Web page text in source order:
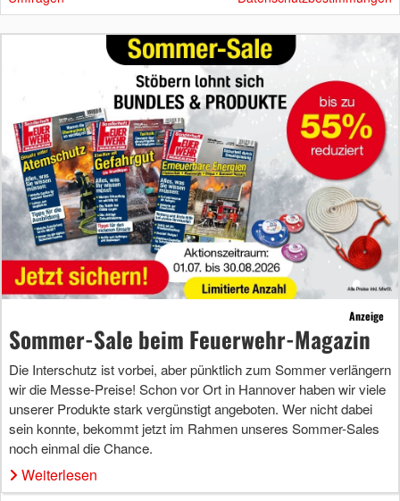
Anzeige
Sommer-Sale beim Feuerwehr-Magazin
Die Interschutz ist vorbei, aber pünktlich zum Sommer verlängern
wir die Messe-Preise! Schon vor Ort in Hannover haben wir viele
unserer Produkte stark vergünstigt angeboten. Wer nicht dabei
sein konnte, bekommt jetzt im Rahmen unseres Sommer-Sales
noch einmal die Chance.
Weiterlesen